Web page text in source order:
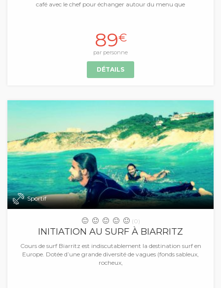
café avec le chef pour échanger autour du menu que
89€
par personne
DÉTAILS
Sportif
(0)
INITIATION AU SURF À BIARRITZ
Cours de surf Biarritz est indiscutablement la destination surf en
Europe. Dotée d’une grande diversité de vagues (fonds sableux,
rocheux,